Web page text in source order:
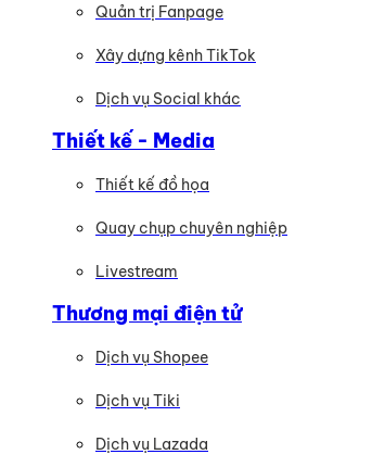
Quản trị Fanpage
Xây dựng kênh TikTok
Dịch vụ Social khác
Thiết kế - Media
Thiết kế đồ họa
Quay chụp chuyên nghiệp
Livestream
Thương mại điện tử
Dịch vụ Shopee
Dịch vụ Tiki
Dịch vụ Lazada